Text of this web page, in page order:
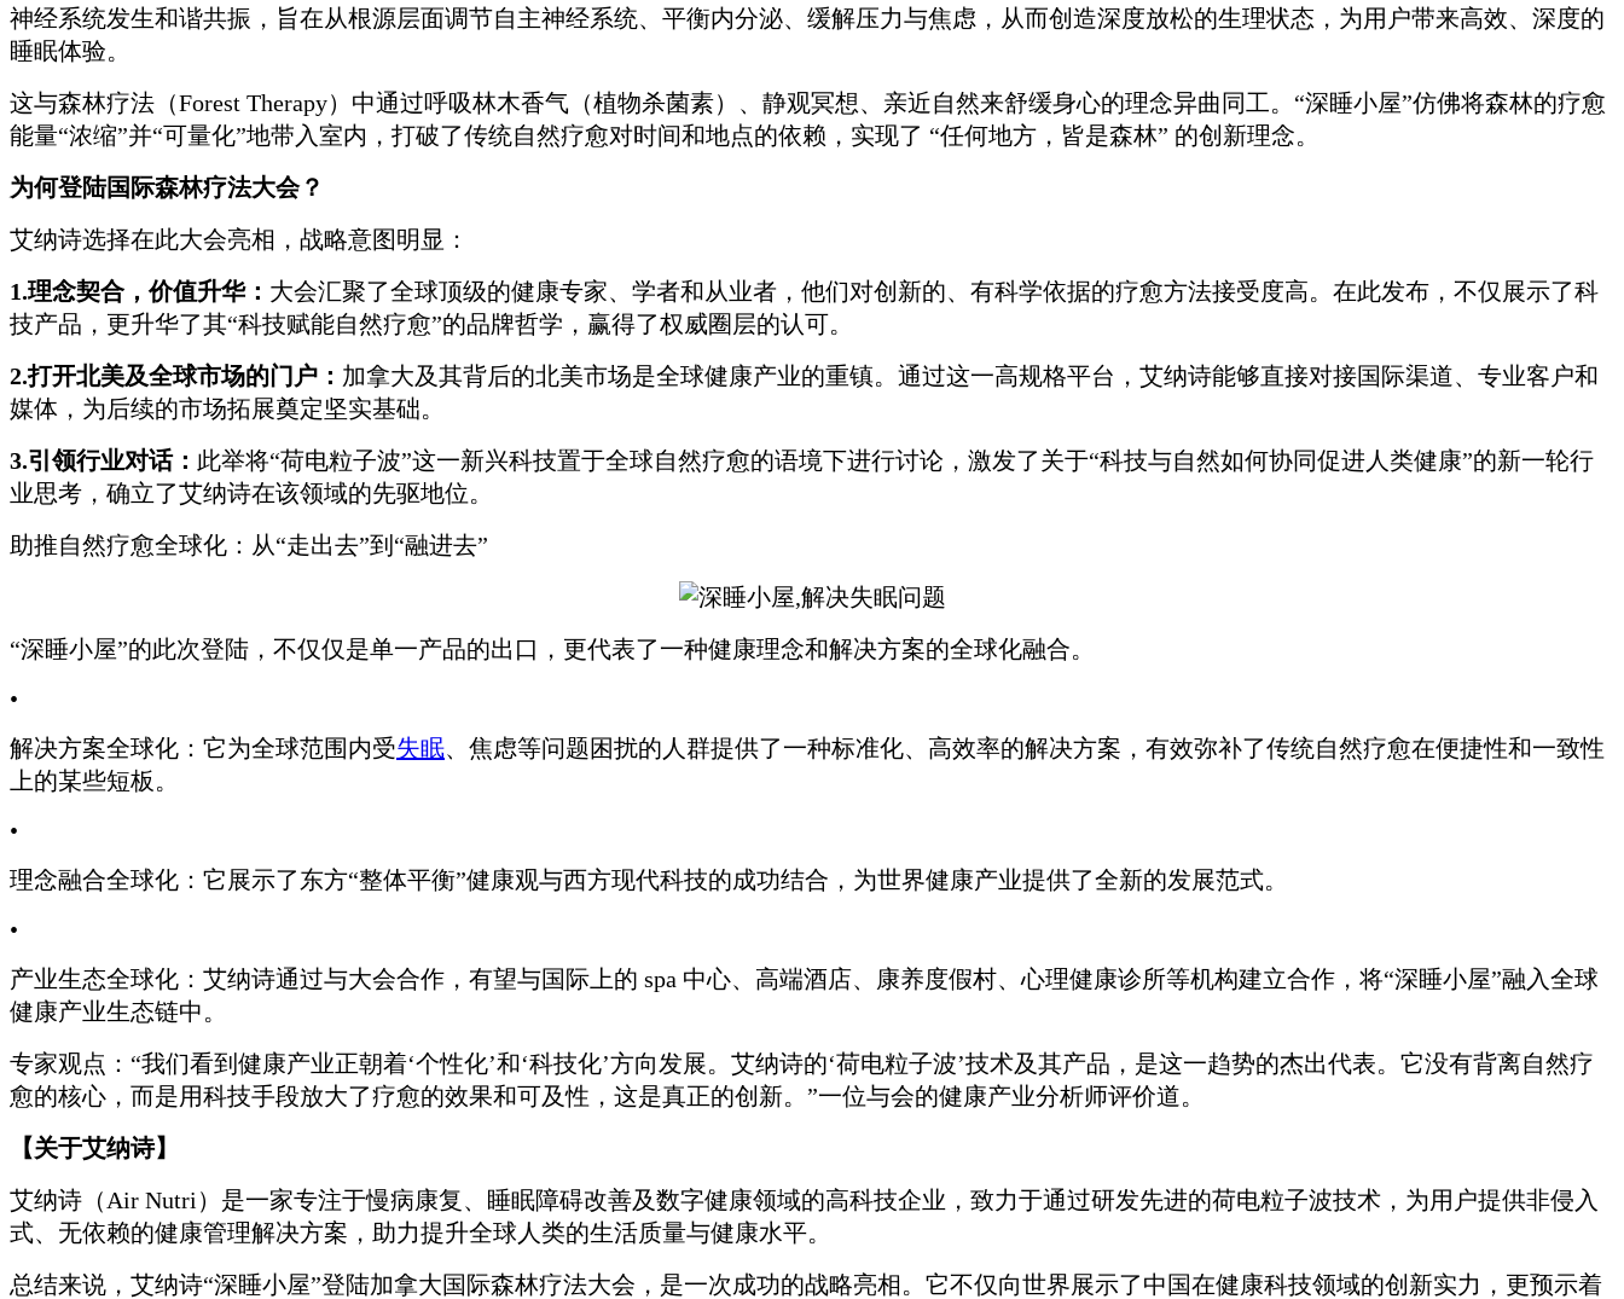
神经系统发生和谐共振，旨在从根源层面调节自主神经系统、平衡内分泌、缓解压力与焦虑，从而创造深度放松的生理状态，为用户带来高效、深度的
睡眠体验。
这与森林疗法（Forest Therapy）中通过呼吸林木香气（植物杀菌素）、静观冥想、亲近自然来舒缓身心的理念异曲同工。“深睡小屋”仿佛将森林的疗愈
能量“浓缩”并“可量化”地带入室内，打破了传统自然疗愈对时间和地点的依赖，实现了 “任何地方，皆是森林” 的创新理念。
为何登陆国际森林疗法大会？
艾纳诗选择在此大会亮相，战略意图明显：
1.理念契合，价值升华： 大会汇聚了全球顶级的健康专家、学者和从业者，他们对创新的、有科学依据的疗愈方法接受度高。在此发布，不仅展示了科
技产品，更升华了其“科技赋能自然疗愈”的品牌哲学，赢得了权威圈层的认可。
2.打开北美及全球市场的门户： 加拿大及其背后的北美市场是全球健康产业的重镇。通过这一高规格平台，艾纳诗能够直接对接国际渠道、专业客户和
媒体，为后续的市场拓展奠定坚实基础。
3.引领行业对话： 此举将“荷电粒子波”这一新兴科技置于全球自然疗愈的语境下进行讨论，激发了关于“科技与自然如何协同促进人类健康”的新一轮行
业思考，确立了艾纳诗在该领域的先驱地位。
助推自然疗愈全球化：从“走出去”到“融进去”
“深睡小屋”的此次登陆，不仅仅是单一产品的出口，更代表了一种健康理念和解决方案的全球化融合。
•
解决方案全球化：它为全球范围内受失眠、焦虑等问题困扰的人群提供了一种标准化、高效率的解决方案，有效弥补了传统自然疗愈在便捷性和一致性
上的某些短板。
•
理念融合全球化：它展示了东方“整体平衡”健康观与西方现代科技的成功结合，为世界健康产业提供了全新的发展范式。
•
产业生态全球化：艾纳诗通过与大会合作，有望与国际上的 spa 中心、高端酒店、康养度假村、心理健康诊所等机构建立合作，将“深睡小屋”融入全球
健康产业生态链中。
专家观点：“我们看到健康产业正朝着‘个性化’和‘科技化’方向发展。艾纳诗的‘荷电粒子波’技术及其产品，是这一趋势的杰出代表。它没有背离自然疗
愈的核心，而是用科技手段放大了疗愈的效果和可及性，这是真正的创新。”一位与会的健康产业分析师评价道。
【关于艾纳诗】
艾纳诗（Air Nutri）是一家专注于慢病康复、睡眠障碍改善及数字健康领域的高科技企业，致力于通过研发先进的荷电粒子波技术，为用户提供非侵入
式、无依赖的健康管理解决方案，助力提升全球人类的生活质量与健康水平。
总结来说，艾纳诗“深睡小屋”登陆加拿大国际森林疗法大会，是一次成功的战略亮相。它不仅向世界展示了中国在健康科技领域的创新实力，更预示着